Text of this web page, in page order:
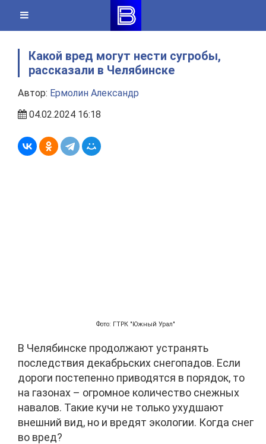
content
Какой вред могут нести сугробы,
рассказали в Челябинске
Автор: Ермолин Александр
04.02.2024 16:18
Фото: ГТРК "Южный Урал"
В Челябинске продолжают устранять
последствия декабрьских снегопадов. Если
дороги постепенно приводятся в порядок, то
на газонах – огромное количество снежных
навалов. Такие кучи не только ухудшают
внешний вид, но и вредят экологии. Когда снег
во вред?